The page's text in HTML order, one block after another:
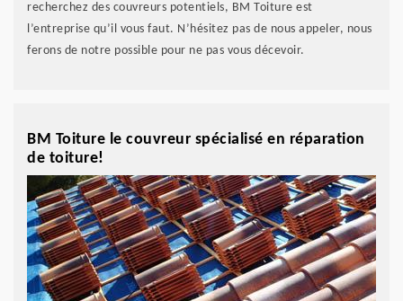
recherchez des couvreurs potentiels, BM Toiture est
l’entreprise qu’il vous faut. N’hésitez pas de nous appeler, nous
ferons de notre possible pour ne pas vous décevoir.
BM Toiture le couvreur spécialisé en réparation
de toiture!